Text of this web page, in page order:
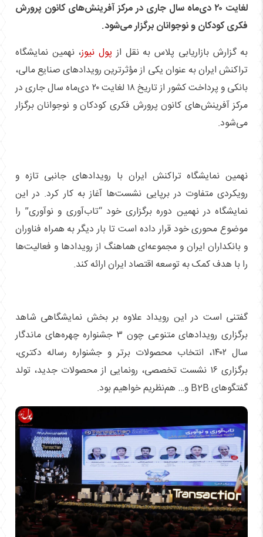
لغایت ۲۰ دی‌ماه سال جاری در مرکز آفرینش‌های کانون پرورش
فکری کودکان و نوجوانان برگزار می‌شود.
به گزارش بازاریابی پلاس به نقل از پول نیوز، نهمین نمایشگاه
تراکنش ایران به عنوان یکی از مؤثرترین رویدادهای صنایع مالی،
بانکی و پرداخت کشور از تاریخ ۱۸ لغایت ۲۰ دی‌ماه سال جاری در
مرکز آفرینش‌های کانون پرورش فکری کودکان و نوجوانان برگزار
می‌شود.
نهمین نمایشگاه تراکنش ایران با رویدادهای جانبی تازه و
رویکردی متفاوت در برپایی نشست‌ها آغاز به کار کرد. در این
نمایشگاه در نهمین دوره برگزاری خود “تاب‌آوری و نوآوری” را
موضوع محوری خود قرار داده است تا بار دیگر به همراه فناوران
و بانکداران ایران و مجموعه‌ای هماهنگ از رویدادها و فعالیت‌ها
را با هدف کمک به توسعه اقتصاد ایران ارائه کند.
گفتنی است در این رویداد علاوه بر بخش نمایشگاهی شاهد
برگزاری رویدادهای متنوعی چون ۳ جشنواره چهره‌های ماندگار
سال ١۴٠٢، انتخاب محصولات برتر و جشنواره رساله دکتری،
برگزاری ١۶ نشست تخصصی، رونمایی از محصولات جدید، تولد
گفتگوهای B2B و… هم‌نظریم خواهیم بود.